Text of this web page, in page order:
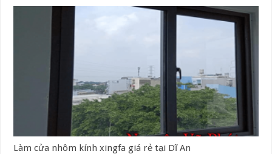
Làm cửa nhôm kính xingfa giá rẻ tại Dĩ An